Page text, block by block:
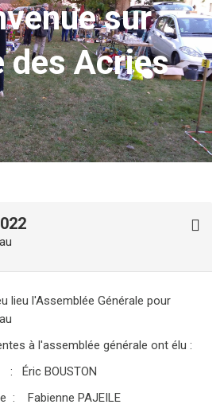
sur
des Acries
lieu l'Assemblée Générale pour
à l'assemblée générale ont élu :
BOUSTON
: Fabienne PAJEILE